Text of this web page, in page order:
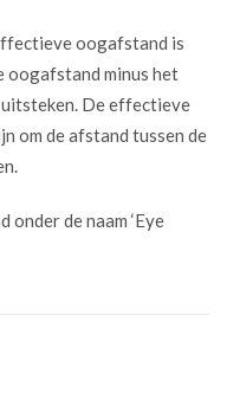
oogafstand is
oogafstand minus het
De effectieve
om de afstand tussen de
onder de naam ‘Eye